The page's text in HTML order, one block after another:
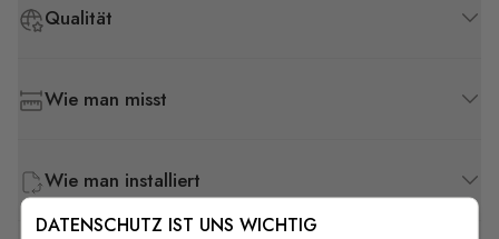
Qualität
Wie man misst
Wie man installiert
DATENSCHUTZ IST UNS WICHTIG